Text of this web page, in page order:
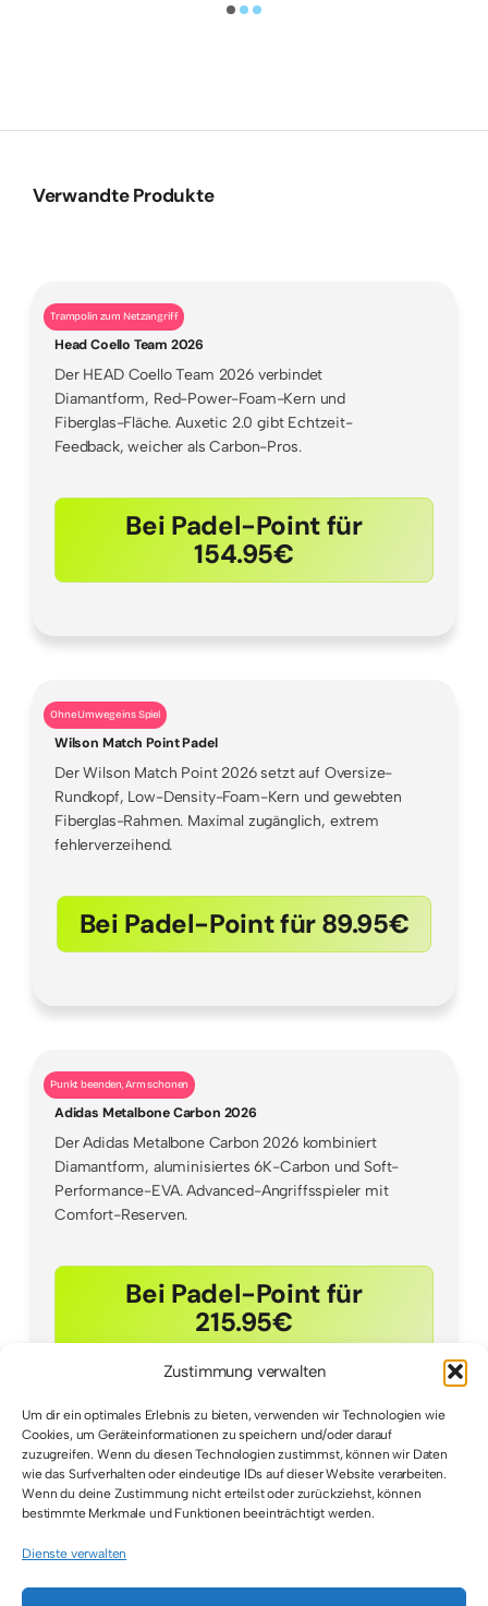
Zustimmung verwalten
Um dir ein optimales Erlebnis zu bieten, verwenden wir Technologien wie
Cookies, um Geräteinformationen zu speichern und/oder darauf
zuzugreifen. Wenn du diesen Technologien zustimmst, können wir Daten
wie das Surfverhalten oder eindeutige IDs auf dieser Website verarbeiten.
Wenn du deine Zustimmung nicht erteilst oder zurückziehst, können
bestimmte Merkmale und Funktionen beeinträchtigt werden.
Dienste verwalten
Verwandte Produkte
Trampolin zum Netzangriff
Head Coello Team 2026
Der HEAD Coello Team 2026 verbindet
Diamantform, Red-Power-Foam-Kern und
Fiberglas-Fläche. Auxetic 2.0 gibt Echtzeit-
Feedback, weicher als Carbon-Pros.
Bei Padel-Point für
154.95€
Ohne Umwege ins Spiel
Wilson Match Point Padel
Der Wilson Match Point 2026 setzt auf Oversize-
Rundkopf, Low-Density-Foam-Kern und gewebten
Fiberglas-Rahmen. Maximal zugänglich, extrem
fehlerverzeihend.
Bei Padel-Point für 89.95€
Punkt beenden, Arm schonen
Adidas Metalbone Carbon 2026
Der Adidas Metalbone Carbon 2026 kombiniert
Diamantform, aluminisiertes 6K-Carbon und Soft-
Performance-EVA. Advanced-Angriffsspieler mit
Comfort-Reserven.
Bei Padel-Point für
215.95€